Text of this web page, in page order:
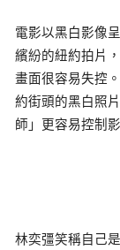
電影以黑白影像
繽紛的紐約拍片
畫面很容易失控
約街頭的黑白照
師」更容易控制
林奕彊笑稱自己